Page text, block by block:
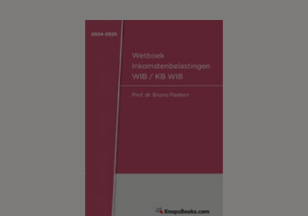
variaties.
kan
gekozen
worden